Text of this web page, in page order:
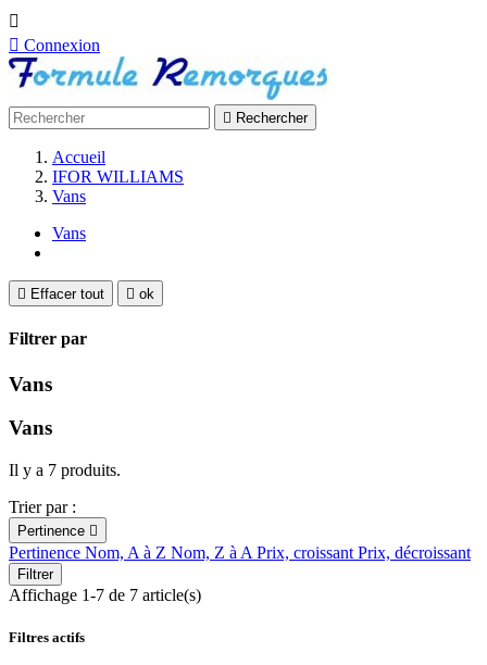

 Connexion
 Rechercher
Accueil
IFOR WILLIAMS
Vans
Vans
 Effacer tout  ok
Filtrer par
Vans
Vans
Il y a 7 produits.
Trier par :
Pertinence 
Pertinence Nom, A à Z Nom, Z à A Prix, croissant Prix, décroissant
Filtrer
Affichage 1-7 de 7 article(s)
Filtres actifs